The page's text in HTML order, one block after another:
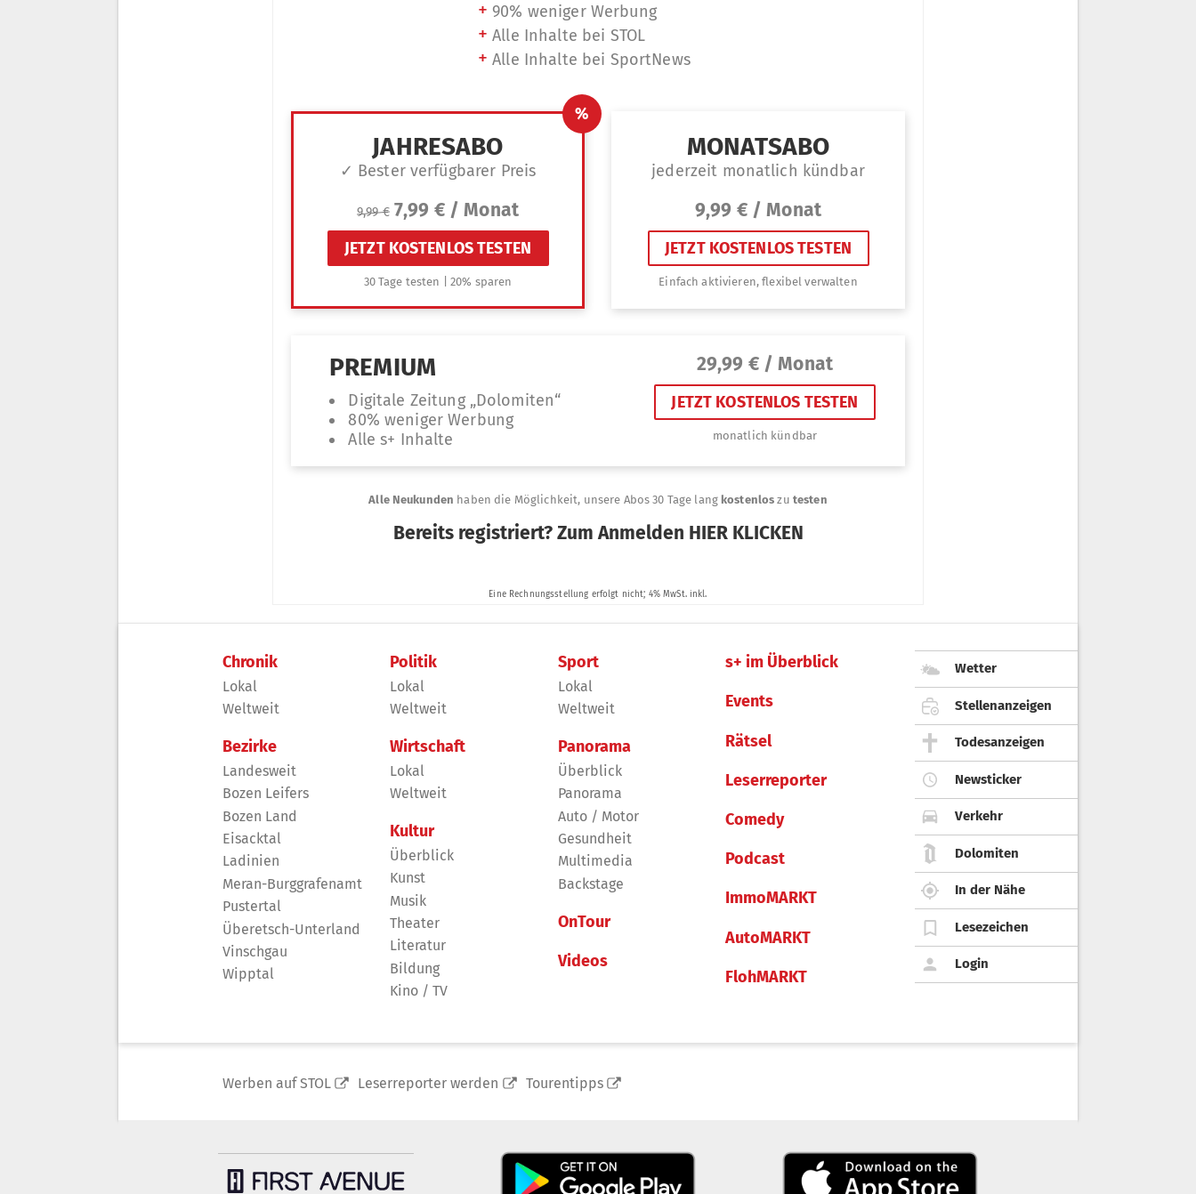
Chronik
Lokal
Weltweit
Bezirke
Landesweit
Bozen Leifers
Bozen Land
Eisacktal
Ladinien
Meran-Burggrafenamt
Pustertal
Überetsch-Unterland
Vinschgau
Wipptal
Politik
Lokal
Weltweit
Wirtschaft
Lokal
Weltweit
Kultur
Überblick
Kunst
Musik
Theater
Literatur
Bildung
Kino / TV
Sport
Lokal
Weltweit
Panorama
Überblick
Panorama
Auto / Motor
Gesundheit
Multimedia
Backstage
OnTour
Videos
s+ im Überblick
Events
Rätsel
Leserreporter
Comedy
Podcast
ImmoMARKT
AutoMARKT
FlohMARKT
Wetter
Stellenanzeigen
Todesanzeigen
Newsticker
Verkehr
Dolomiten
In der Nähe
Lesezeichen
Login
Werben auf STOL Leserreporter werden Tourentipps